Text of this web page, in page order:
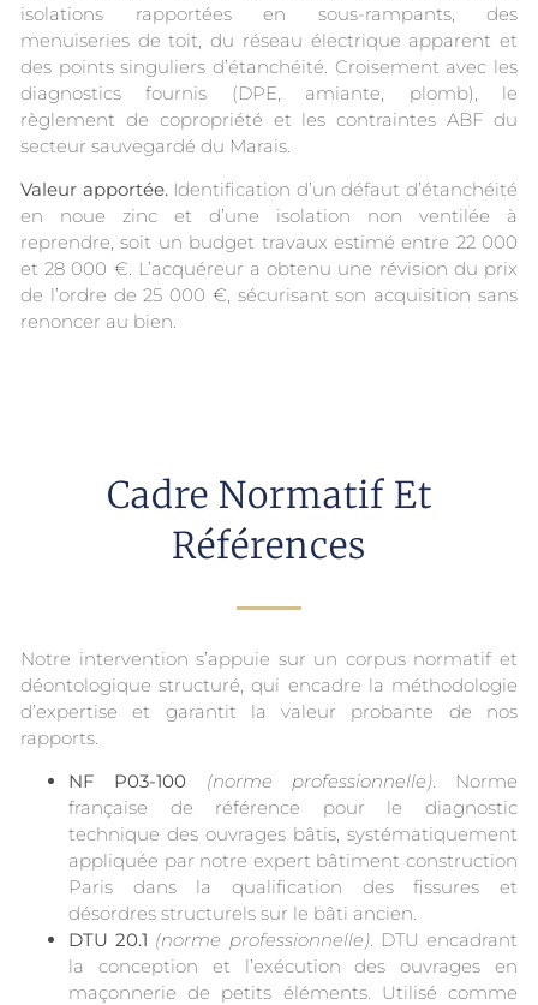
isolations rapportées en sous-rampants, des
menuiseries de toit, du réseau électrique apparent et
des points singuliers d’étanchéité. Croisement avec les
diagnostics fournis (DPE, amiante, plomb), le
règlement de copropriété et les contraintes ABF du
secteur sauvegardé du Marais.
Valeur apportée.Identification d’un défaut d’étanchéité
en noue zinc et d’une isolation non ventilée à
reprendre, soit un budget travaux estimé entre 22 000
et 28 000 €. L’acquéreur a obtenu une révision du prix
de l’ordre de 25 000 €, sécurisant son acquisition sans
renoncer au bien.
Cadre Normatif Et
Références
Notre intervention s’appuie sur un corpus normatif et
déontologique structuré, qui encadre la méthodologie
d’expertise et garantit la valeur probante de nos
rapports.
NF P03-100
(norme professionnelle). Norme
française de référence pour le diagnostic
technique des ouvrages bâtis, systématiquement
appliquée par notre expert bâtiment construction
Paris dans la qualification des fissures et
désordres structurels sur le bâti ancien.
DTU 20.1 (norme professionnelle). DTU encadrant
la conception et l’exécution des ouvrages en
maçonnerie de petits éléments. Utilisé comme